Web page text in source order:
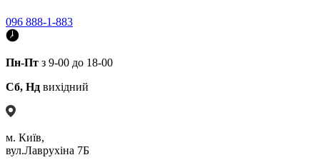
096 888-1-883
Пн-Пт з 9-00 до 18-00
Сб, Нд вихідний
м. Київ,
вул.Лаврухіна 7Б